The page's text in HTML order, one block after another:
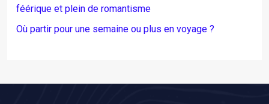
féérique et plein de romantisme
Où partir pour une semaine ou plus en voyage ?